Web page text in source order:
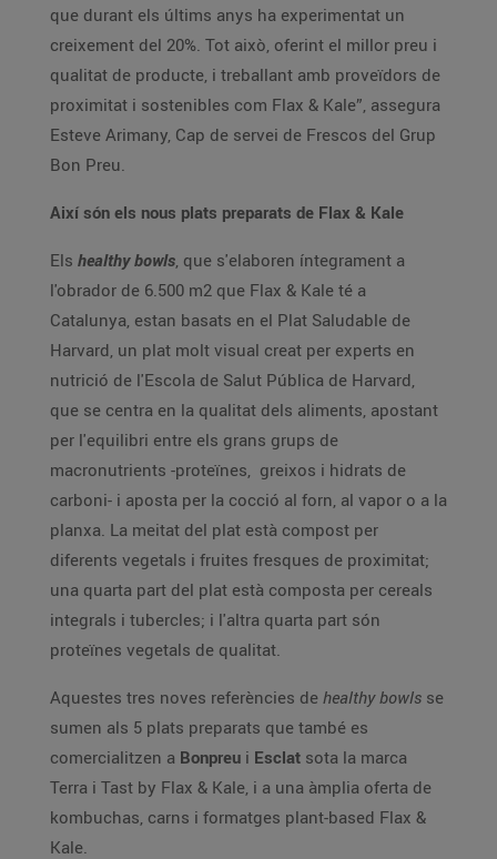
que durant els últims anys ha experimentat un
creixement del 20%. Tot això, oferint el millor preu i
qualitat de producte, i treballant amb proveïdors de
proximitat i sostenibles com Flax & Kale”, assegura
Esteve Arimany, Cap de servei de Frescos del Grup
Bon Preu.
Així són els nous plats preparats de Flax & Kale
Els healthy bowls, que s'elaboren íntegrament a
l'obrador de 6.500 m2 que Flax & Kale té a
Catalunya, estan basats en el Plat Saludable de
Harvard, un plat molt visual creat per experts en
nutrició de l'Escola de Salut Pública de Harvard,
que se centra en la qualitat dels aliments, apostant
per l'equilibri entre els grans grups de
macronutrients -proteïnes, greixos i hidrats de
carboni- i aposta per la cocció al forn, al vapor o a la
planxa. La meitat del plat està compost per
diferents vegetals i fruites fresques de proximitat;
una quarta part del plat està composta per cereals
integrals i tubercles; i l'altra quarta part són
proteïnes vegetals de qualitat.
Aquestes tres noves referències de healthy bowls se
sumen als 5 plats preparats que també es
comercialitzen a Bonpreu i Esclat sota la marca
Terra i Tast by Flax & Kale, i a una àmplia oferta de
kombuchas, carns i formatges plant-based Flax &
Kale.